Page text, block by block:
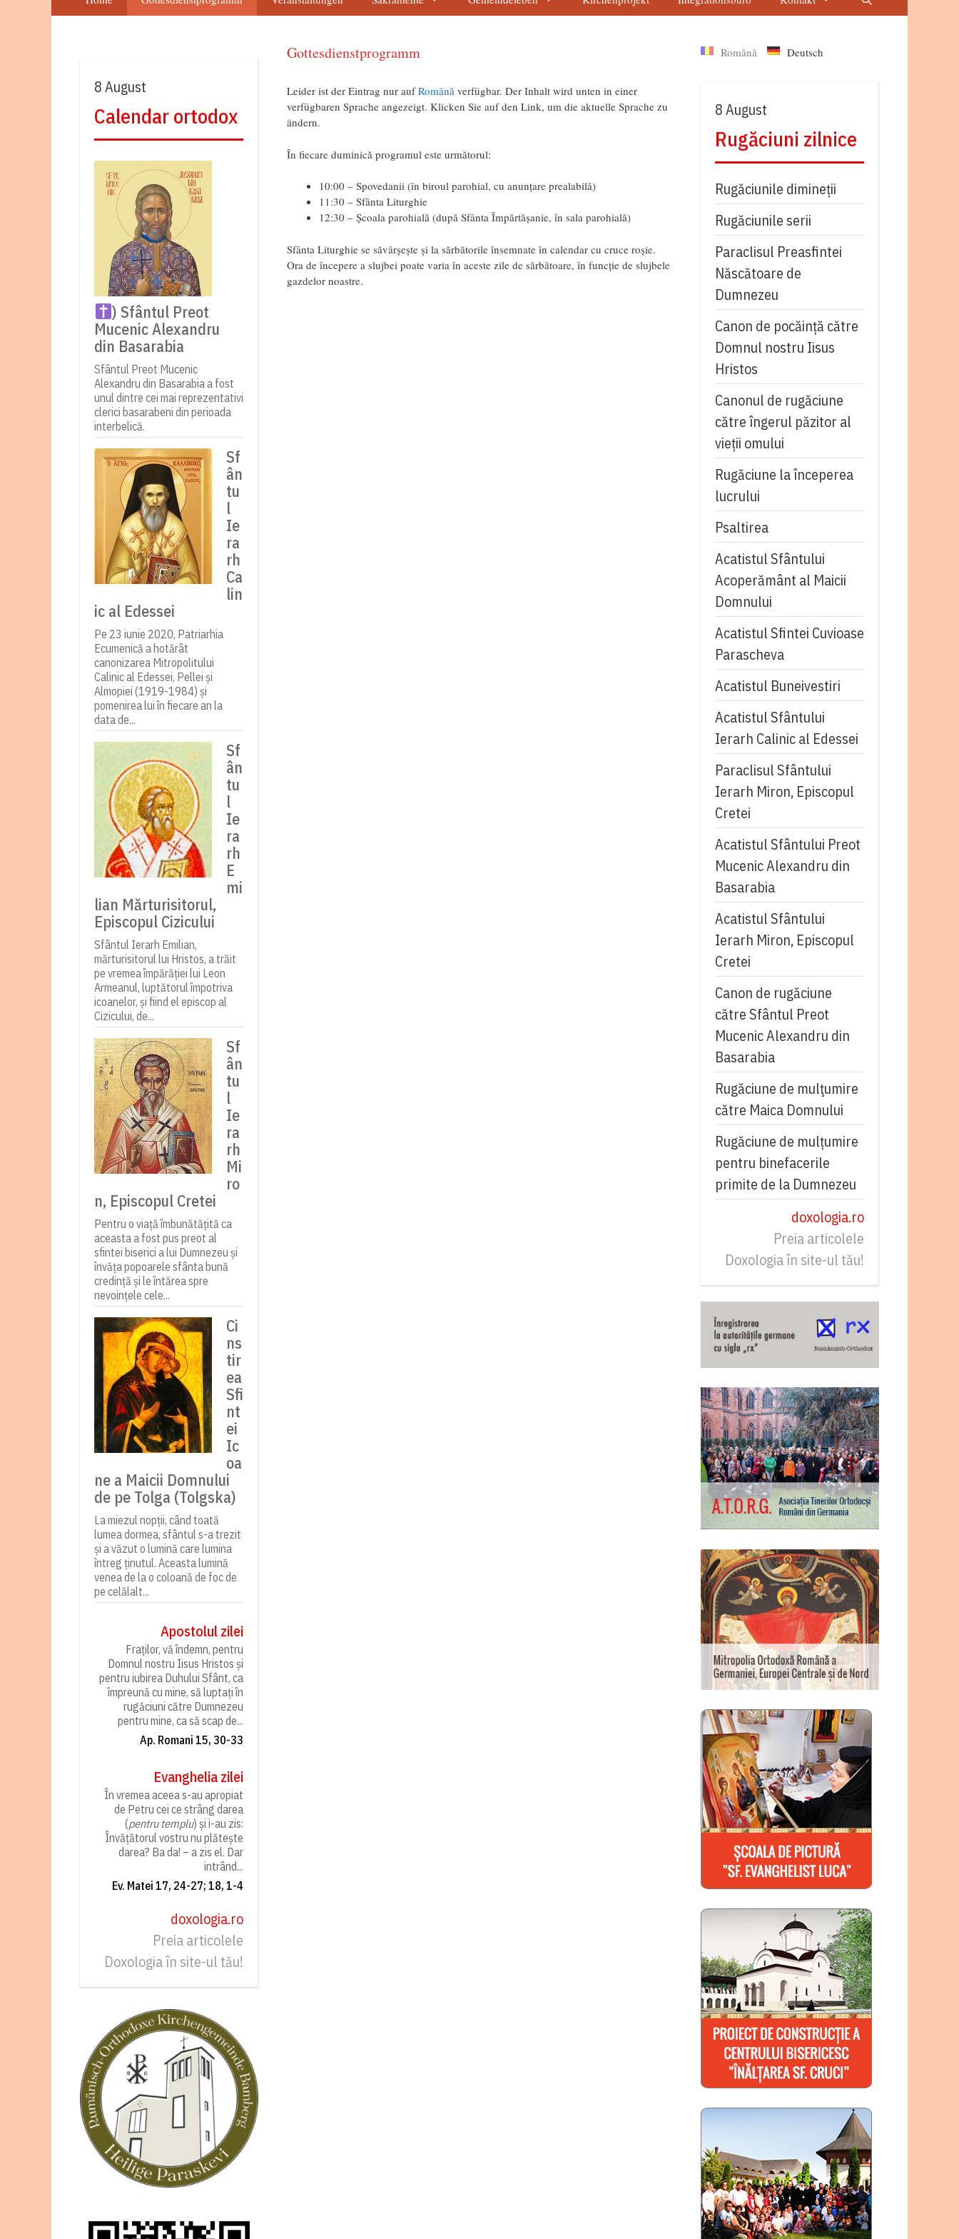
Gottesdienstprogramm
Leider ist der Eintrag nur aufRomână verfügbar. Der Inhalt wird unten in einer
verfügbaren Sprache angezeigt. Klicken Sie auf den Link, um die aktuelle Sprache zu
ändern.
În fiecare duminică programul este următorul:
10:00 – Spovedanii (în biroul parohial, cu anunțare prealabilă)
11:30 – Sfânta Liturghie
12:30 – Școala parohială (după Sfânta Împărtășanie, în sala parohială)
Sfânta Liturghie se săvârșește și la sărbătorile însemnate în calendar cu cruce roșie.
Ora de începere a slujbei poate varia în aceste zile de sărbătoare, în funcție de slujbele
gazdelor noastre.
8 August
Calendar ortodox
) Sfântul Preot
Mucenic Alexandru
din Basarabia
Sfântul Preot Mucenic
Alexandru din Basarabia a fost
unul dintre cei mai reprezentativi
clerici basarabeni din perioada
interbelică.
Sf
ân
tu
l
Ie
ra
rh
Ca
lin
ic al Edessei
Pe 23 iunie 2020, Patriarhia
Ecumenică a hotărât
canonizarea Mitropolitului
Calinic al Edessei, Pellei și
Almopiei (1919-1984) și
pomenirea lui în fiecare an la
data de...
Sf
ân
tu
l
Ie
ra
rh
E
mi
lian Mărturisitorul,
Episcopul Cizicului
Sfântul Ierarh Emilian,
mărturisitorul lui Hristos, a trăit
pe vremea împărăției lui Leon
Armeanul, luptătorul împotriva
icoanelor, și fiind el episcop al
Cizicului, de...
Sf
ân
tu
l
Ie
ra
rh
Mi
ro
n, Episcopul Cretei
Pentru o viață îmbunătățită ca
aceasta a fost pus preot al
sfintei biserici a lui Dumnezeu și
învăța popoarele sfânta bună
credință și le întărea spre
nevoințele cele...
Ci
ns
tir
ea
Sfi
nt
ei
Ic
oa
ne a Maicii Domnului
de pe Tolga (Tolgska)
La miezul nopții, când toată
lumea dormea, sfântul s-a trezit
și a văzut o lumină care lumina
întreg ținutul. Aceasta lumină
venea de la o coloană de foc de
pe celălalt...
Apostolul zilei
Fraților, vă îndemn, pentru
Domnul nostru Iisus Hristos și
pentru iubirea Duhului Sfânt, ca
împreună cu mine, să luptați în
rugăciuni către Dumnezeu
pentru mine, ca să scap de...
Ap. Romani 15, 30-33
Evanghelia zilei
În vremea aceea s-au apropiat
de Petru cei ce strâng darea
(pentru templu) și i-au zis:
Învățătorul vostru nu plătește
darea? Ba da! – a zis el. Dar
intrând...
Ev. Matei 17, 24-27; 18, 1-4
doxologia.ro
Preia articolele
Doxologia în site-ul tău!
Română Deutsch
8 August
Rugăciuni zilnice
Rugăciunile dimineții
Rugăciunile serii
Paraclisul Preasfintei
Născătoare de
Dumnezeu
Canon de pocăință către
Domnul nostru Iisus
Hristos
Canonul de rugăciune
către îngerul păzitor al
vieții omului
Rugăciune la începerea
lucrului
Psaltirea
Acatistul Sfântului
Acoperământ al Maicii
Domnului
Acatistul Sfintei Cuvioase
Parascheva
Acatistul Buneivestiri
Acatistul Sfântului
Ierarh Calinic al Edessei
Paraclisul Sfântului
Ierarh Miron, Episcopul
Cretei
Acatistul Sfântului Preot
Mucenic Alexandru din
Basarabia
Acatistul Sfântului
Ierarh Miron, Episcopul
Cretei
Canon de rugăciune
către Sfântul Preot
Mucenic Alexandru din
Basarabia
Rugăciune de mulţumire
către Maica Domnului
Rugăciune de mulțumire
pentru binefacerile
primite de la Dumnezeu
doxologia.ro
Preia articolele
Doxologia în site-ul tău!